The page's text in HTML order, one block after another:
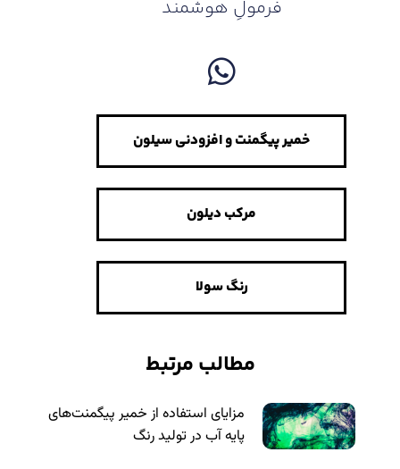
فرمولِ هوشمند
خمیر پیگمنت و افزودنی سیلون
مرکب دیلون
رنگ سولا
مطالب مرتبط
مزایای استفاده از خمیر پیگمنت‌های
پایه آب در تولید رنگ